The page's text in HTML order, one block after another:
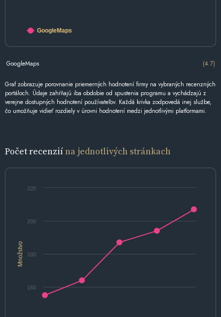
GoogleMaps
GoogleMaps (4.7)
Graf zobrazuje porovnanie priemerných hodnotení firmy na vybraných recenzných
portáloch. Údaje zahŕňajú iba obdobie od spustenia programu a vychádzajú z
verejne dostupných hodnotení používateľov. Každá krivka zodpovedá inej službe,
čo umožňuje vidieť rozdiely v úrovni hodnotení medzi jednotlivými platformami.
Počet recenziína jednotlivých stránkach
Množstvo
160
180
200
220